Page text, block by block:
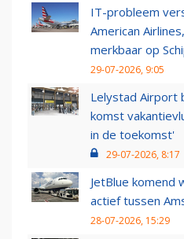
IT-probleem
American
merkbaar op
29-07-2026, 9:05
Lelystad Airport
komst
in de toekomst'
29-07-2026, 8:17
JetBlue komend
actief tussen
28-07-2026, 15:29